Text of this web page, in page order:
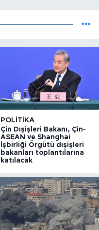
POLITIKA
Çin Dışişleri Bakanı, Çin-
ASEAN ve Shanghai
İşbirliği Örgütü dışişleri
bakanları toplantılarına
katılacak